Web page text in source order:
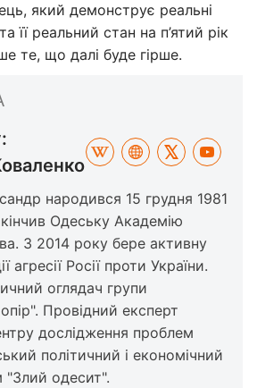
який демонструє реальні
її реальний стан на п’ятий рік
те, що далі буде гірше.
народився 15 грудня 1981
Одеську Академію
З 2014 року бере активну
агресії Росії проти України.
оглядач групи
Провідний експерт
дослідження проблем
політичний і економічний
"Злий одесит".